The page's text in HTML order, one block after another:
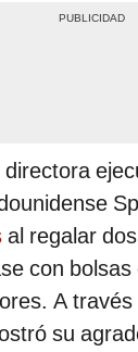
directora
al regalar dos
con bolsas
A través
su